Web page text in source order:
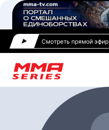
Смотреть прямой эфир